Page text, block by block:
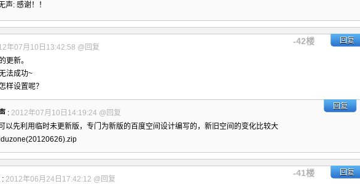
声: 感谢！！
年07月10日13:42:58
-42楼
@回复
回复
更新。
法成功~
样设置呢？
: 2012年07月10日14:19:24 @回复
回复
以先利用临时未更新版，专门为新版的百度空间设计编写的，新旧空间的变化比较大
: 2012年06月24日17:42:12
-41楼
@回复
回复